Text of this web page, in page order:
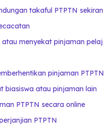
takaful PTPTN sekiran
atau menyekat pinjaman pelaj
pinjaman PTPTN
biasiswa atau pinjaman lain
PTPTN secara online
PTPTN